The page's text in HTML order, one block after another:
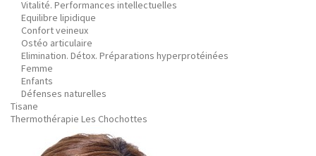
Vitalité. Performances intellectuelles
Equilibre lipidique
Confort veineux
Ostéo articulaire
Elimination. Détox. Préparations hyperprotéinées
Femme
Enfants
Défenses naturelles
Tisane
Thermothérapie Les Chochottes